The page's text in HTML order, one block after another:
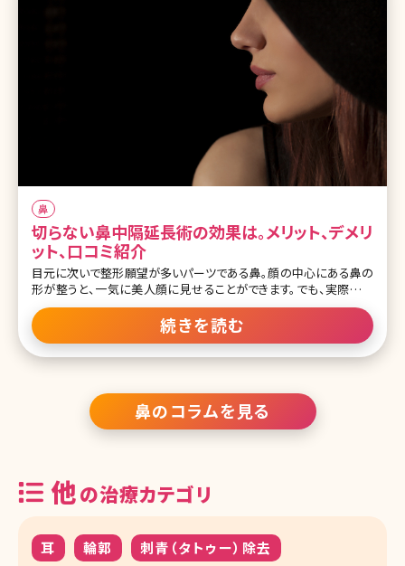
鼻
切らない鼻中隔延長術の効果は。メリット、デメリ
ット、口コミ紹介
目元に次いで整形願望が多いパーツである鼻。顔の中心にある鼻の
形が整うと、一気に美人顔に見せることができます。でも、実際には
「上向きの鼻が気になる」「正面から見たとき鼻の穴が見えるのがイ
ヤ」という人が多いのではないでしょうか。すっきりと美しい鼻に整え
るためには鼻中隔延長という手術が有効とされてきましたが、最近で
は「切らない鼻中隔延長」の施術を行うクリニックも増えてきていま
切開する鼻中隔延長手術の効果 1-2.切開する鼻中隔延長手術のダ
ウンタイム 1-3.切開する鼻中隔延長手術のリスク 1-4.切開する鼻中
隔延長手術の失敗例 2.切らない鼻中隔延長術とは 2-1
続きを読む
鼻のコラムを見る
他の治療カテゴリ
耳 輪郭
刺青（タトゥー）除去